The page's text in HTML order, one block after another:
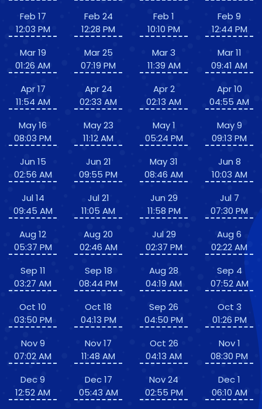
Feb 17
12:03 PM
Mar 19
01:26 AM
Apr 17
11:54 AM
May 16
08:03 PM
Jun 15
02:56 AM
Jul 14
09:45 AM
Aug 12
05:37 PM
Sep 11
03:27 AM
Oct 10
03:50 PM
Nov 9
07:02 AM
Dec 9
12:52 AM
Feb 24
12:28 PM
Mar 25
07:19 PM
Apr 24
02:33 AM
May 23
11:12 AM
Jun 21
09:55 PM
Jul 21
11:05 AM
Aug 20
02:46 AM
Sep 18
08:44 PM
Oct 18
04:13 PM
Nov 17
11:48 AM
Dec 17
05:43 AM
Feb 1
10:10 PM
Mar 3
11:39 AM
Apr 2
02:13 AM
May 1
05:24 PM
May 31
08:46 AM
Jun 29
11:58 PM
Jul 29
02:37 PM
Aug 28
04:19 AM
Sep 26
04:50 PM
Oct 26
04:13 AM
Nov 24
02:55 PM
Feb 9
12:44 PM
Mar 11
09:41 AM
Apr 10
04:55 AM
May 9
09:13 PM
Jun 8
10:03 AM
Jul 7
07:30 PM
Aug 6
02:22 AM
Sep 4
07:52 AM
Oct 3
01:26 PM
Nov 1
08:30 PM
Dec 1
06:10 AM